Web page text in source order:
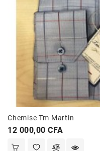
Chemise Tm Martin
Prix
12 000,00 CFA